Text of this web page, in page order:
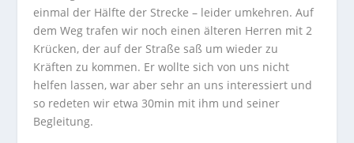
einmal der Hälfte der Strecke – leider umkehren. Auf
dem Weg trafen wir noch einen älteren Herren mit 2
Krücken, der auf der Straße saß um wieder zu
Kräften zu kommen. Er wollte sich von uns nicht
helfen lassen, war aber sehr an uns interessiert und
so redeten wir etwa 30min mit ihm und seiner
Begleitung.